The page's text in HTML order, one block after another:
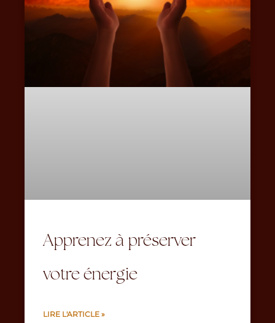
Apprenez à préserver
votre énergie
LIRE L'ARTICLE »